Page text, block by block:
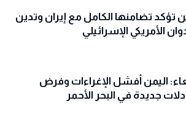
تؤكد تضامنها الكامل مع إيران وتدين
الأمريكي الإسرائيلي
اليمن أفشل الإغراءات وفرض
جديدة في البحر الأحمر